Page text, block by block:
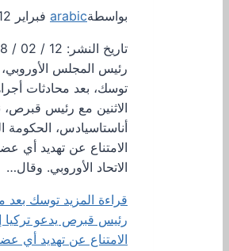
بواسطةarabic فبراير 12, 2018
رئيس المجلس الأوروبي،
توسك، بعد محادثات
الاثنين مع رئيس
أناستاسيادس، الحكومة
الامتناع عن تهديد أي
الاتحاد الأوروبي. وقال…
قراءة المزيد توسك بعد
رئيس قبرص يدعو تركيا
الامتناع عن تهديد أي